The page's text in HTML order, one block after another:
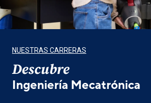
NUESTRAS CARRERAS
Descubre
Ingeniería Mecatrónica